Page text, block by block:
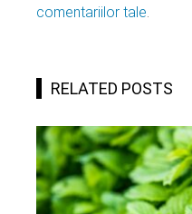
comentariilor tale.
RELATED POSTS